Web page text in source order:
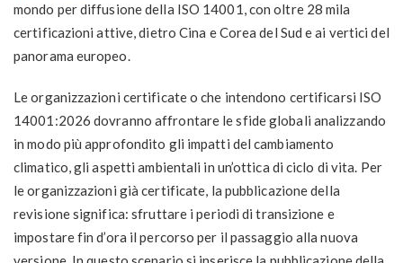
mondo per diffusione della ISO 14001, con oltre 28 mila
certificazioni attive, dietro Cina e Corea del Sud e ai vertici del
panorama europeo.
Le organizzazioni certificate o che intendono certificarsi ISO
14001:2026 dovranno affrontare le sfide globali analizzando
in modo più approfondito gli impatti del cambiamento
climatico, gli aspetti ambientali in un’ottica di ciclo di vita. Per
le organizzazioni già certificate, la pubblicazione della
revisione significa: sfruttare i periodi di transizione e
impostare fin d’ora il percorso per il passaggio alla nuova